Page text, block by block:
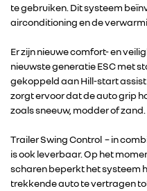
te gebruiken. Dit systeem
airconditioning en de
Er zijn nieuwe comfort- en
nieuwste generatie ESC met
gekoppeld aan Hill-start
zorgt ervoor dat de auto grip
zoals sneeuw, modder of zand.
Trailer Swing Control – in
is ook leverbaar. Op het
scharen beperkt het systeem
trekkende auto te vertragen